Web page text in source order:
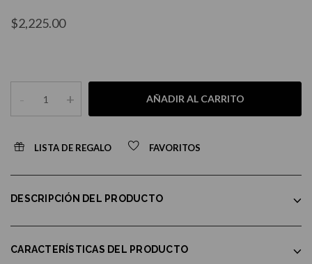
$2,225.00
- + AÑADIR AL CARRITO
LISTA DE REGALO FAVORITOS
DESCRIPCIÓN DEL PRODUCTO
CARACTERÍSTICAS DEL PRODUCTO